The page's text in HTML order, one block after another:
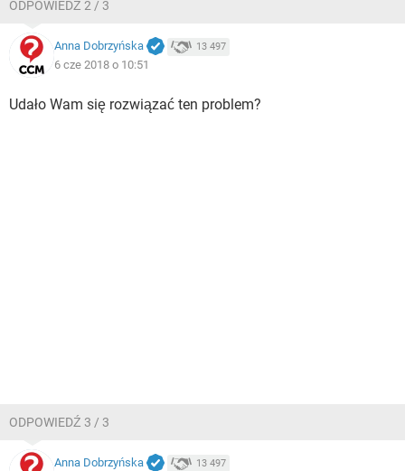
ODPOWIEDŹ 2 / 3
Anna Dobrzyńska 13 497
6 cze 2018 o 10:51
Udało Wam się rozwiązać ten problem?
ODPOWIEDŹ 3 / 3
Anna Dobrzyńska 13 497